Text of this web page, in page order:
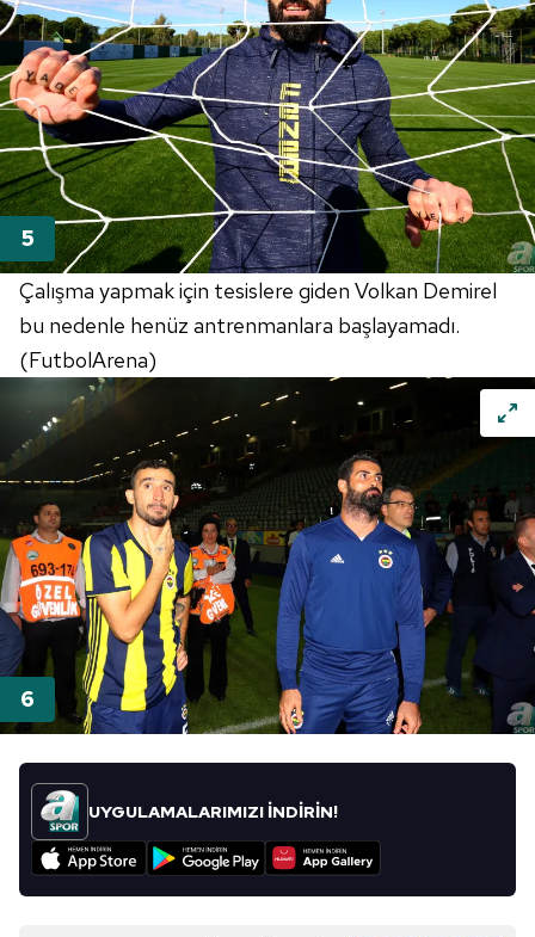
Çalışma yapmak için tesislere giden Volkan Demirel
bu nedenle henüz antrenmanlara başlayamadı.
(FutbolArena)
UYGULAMALARIMIZI İNDİRİN!